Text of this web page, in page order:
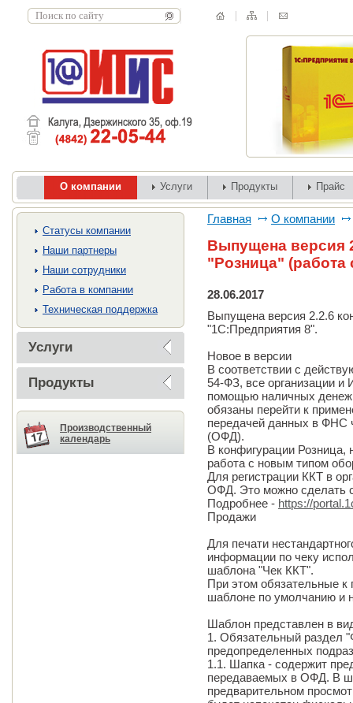
О компании Услуги Продукты Прайс
Cтатусы компании
Наши партнеры
Наши сотрудники
Работа в компании
Техническая поддержка
Услуги
Продукты
Производственный
календарь
Главная О компании
Выпущена версия
"Розница" (работа
28.06.2017
Выпущена версия 2.2.6
"1С:Предприятия 8".
Новое в версии
В соответствии с
54-ФЗ, все организации
помощью наличных
обязаны перейти к
передачей данных в ФНС
(ОФД).
В конфигурации Розница,
работа с новым типом
Для регистрации ККТ в
ОФД. Это можно сделать
Подробнее - https://
Продажи
Для печати
информации по чеку
шаблона "Чек ККТ".
При этом обязательные
шаблоне по умолчанию и
Шаблон представлен в
1. Обязательный раздел
предопределенных
1.1. Шапка - содержит
передаваемых в ОФД. В
предварительном